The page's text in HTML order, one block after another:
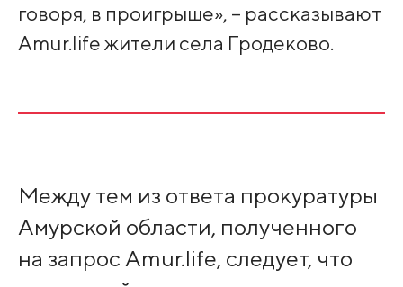
говоря, в проигрыше», – рассказывают
Amur.life жители села Гродеково.
Между тем из ответа прокуратуры
Амурской области, полученного
на запрос Amur.life, следует, что